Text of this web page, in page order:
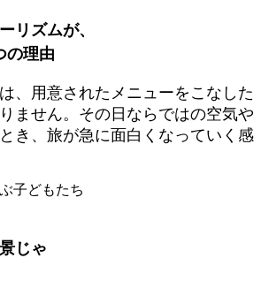
リズムが、
の理由
、用意されたメニューをこなした
ません。その日ならではの空気や
き、旅が急に面白くなっていく感
じゃ